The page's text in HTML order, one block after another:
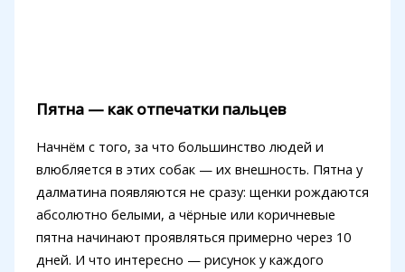
Пятна — как отпечатки пальцев
Начнём с того, за что большинство людей и
влюбляется в этих собак — их внешность. Пятна у
далматина появляются не сразу: щенки рождаются
абсолютно белыми, а чёрные или коричневые
пятна начинают проявляться примерно через 10
дней. И что интересно — рисунок у каждого